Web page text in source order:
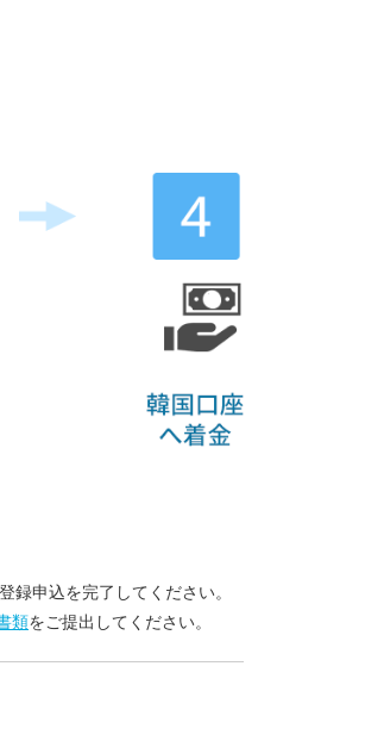
録申込を完了してください。
類をご提出してください。